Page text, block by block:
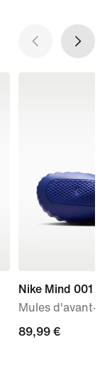
Nike Mind 001
Mules d'avant-
89,99 €
89,99 €